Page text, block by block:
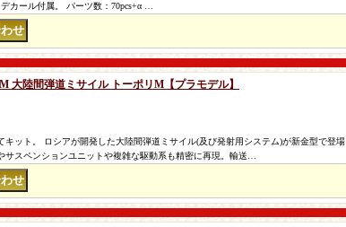
カール付属。 パーツ数：70pcs+α …
大陸間弾道ミサイル トーポリM【プラモデル】
キット。 ロシアが開発した大陸間弾道ミサイル(及び発射用システム)が新金型で登場
サスペンションユニットや複雑な駆動系も精密に再現。輸送…